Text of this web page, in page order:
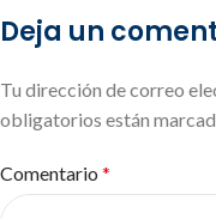
Deja un
Tu dirección de correo
obligatorios están
Comentario *